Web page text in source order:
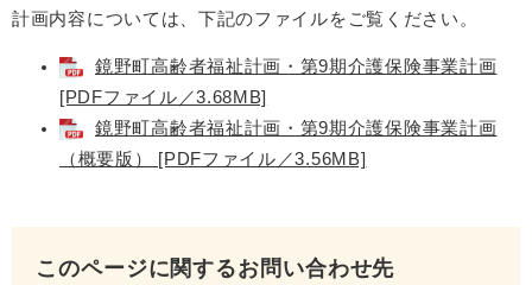
計画内容については、下記のファイルをご覧ください。
鏡野町高齢者福祉計画・第9期介護保険事業計画
[PDFファイル／3.68MB]
鏡野町高齢者福祉計画・第9期介護保険事業計画
（概要版） [PDFファイル／3.56MB]
このページに関するお問い合わせ先